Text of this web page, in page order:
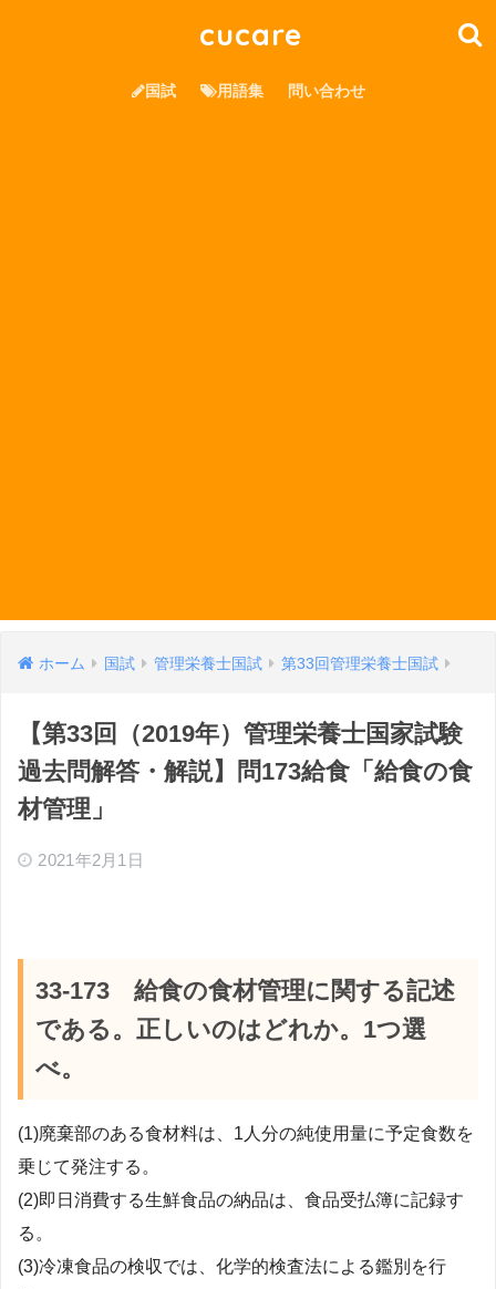
cucare
国試 用語集 問い合わせ
ホーム 国試 管理栄養士国試 第33回管理栄養士国試
【第33回（2019年）管理栄養士国家試験
過去問解答・解説】問173給食「給食の食
材管理」
2021年2月1日
33-173 給食の食材管理に関する記述
である。正しいのはどれか。1つ選
べ。
(1)廃棄部のある食材料は、1人分の純使用量に予定食数を
乗じて発注する。
(2)即日消費する生鮮食品の納品は、食品受払簿に記録す
る。
(3)冷凍食品の検収では、化学的検査法による鑑別を行